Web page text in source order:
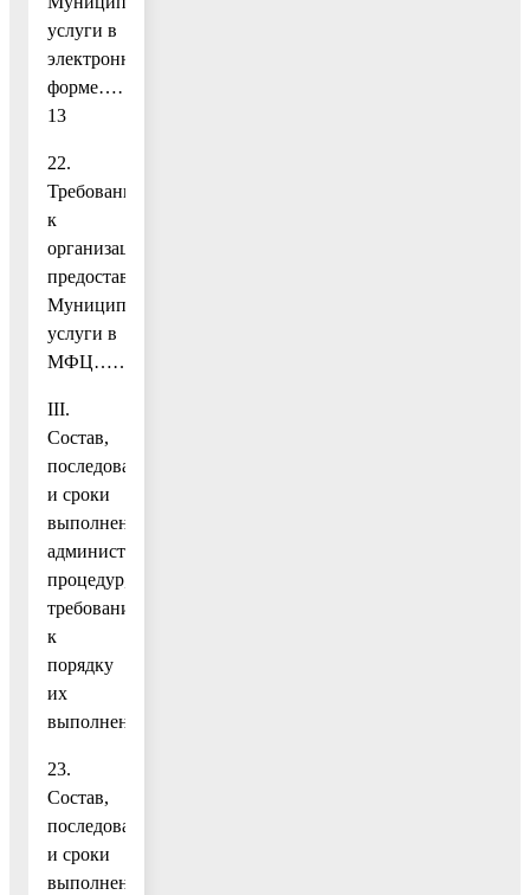
услуги в
электронной
форме……
13
22.
Требования
к
организации
предоставления
Муниципальной
услуги в
МФЦ…………………….13
III.
Состав,
последовательность
и сроки
выполнения
административных
процедур,
требования
к
порядку
их
23.
Состав,
последовательность
и сроки
выполнения